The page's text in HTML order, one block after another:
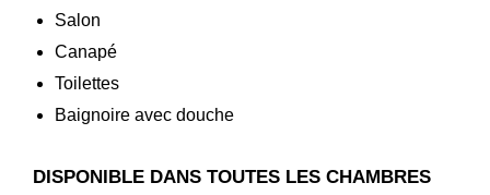
Salon
Canapé
Toilettes
Baignoire avec douche
DISPONIBLE DANS TOUTES LES CHAMBRES